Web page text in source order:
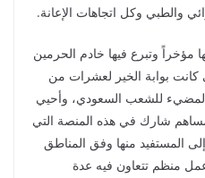
والطبي وكل اتجاهات الإعانة.
مؤخراً وتبرع فيها خادم الحرمين
كانت بوابة الخير لعشرات من
للشعب السعودي، وأحيي
شارك في هذه المنصة التي
المستفيد منها وفق المناطق
منظم تتعاون فيه عدة